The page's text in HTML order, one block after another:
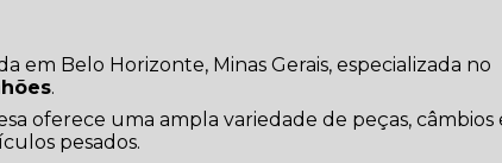
em Belo Horizonte, Minas Gerais, especializada no
.
oferece uma ampla variedade de peças, câmbios
pesados.